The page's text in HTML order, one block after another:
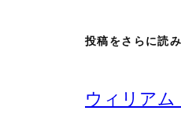
投稿をさらに読
ウィリア